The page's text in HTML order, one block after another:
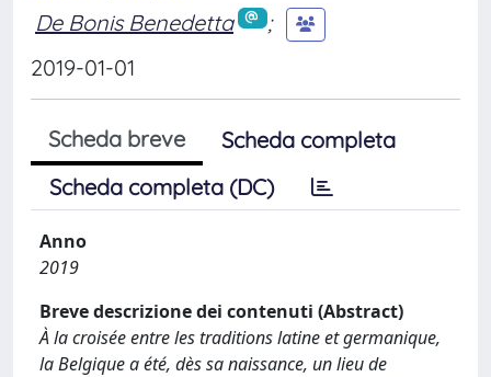
De Bonis Benedetta
;
2019-01-01
Scheda breve
Scheda completa
Scheda completa (DC)
Anno
2019
Breve descrizione dei contenuti (Abstract)
À la croisée entre les traditions latine et germanique,
la Belgique a été, dès sa naissance, un lieu de